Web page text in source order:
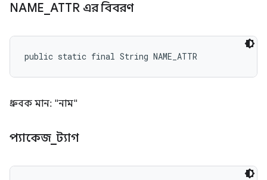
NAME ATTR এর বিবরণ
public static final String NAME_ATTR
ধ্রুবক মান: "নাম"
প্যাকেজ_ট্যাগ